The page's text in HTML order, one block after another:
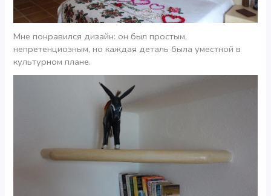
Мне понравился дизайн: он был простым,
непретенциозным, но каждая деталь была уместной в
культурном плане.